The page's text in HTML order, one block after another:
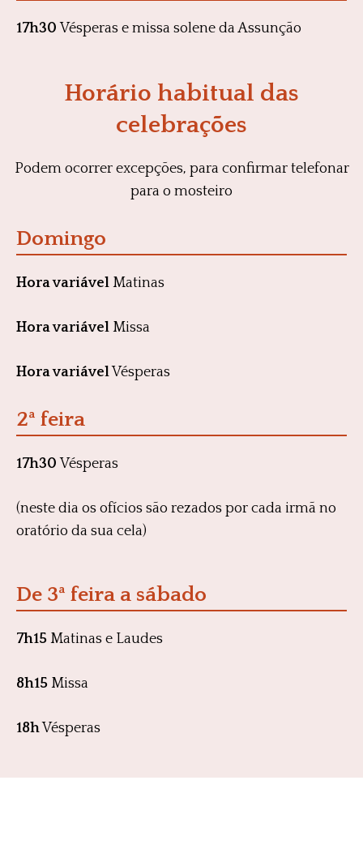
17h30Vésperas e missa solene da Assunção
Horário habitual das
celebrações
Podem ocorrer excepções, para confirmar telefonar
para o mosteiro
Domingo
Hora variável Matinas
Hora variável Missa
Hora variávelVésperas
2ª feira
17h30Vésperas
(neste dia os ofícios são rezados por cada irmã no
oratório da sua cela)
De 3ª feira a sábado
7h15 Matinas e Laudes
8h15 Missa
18hVésperas